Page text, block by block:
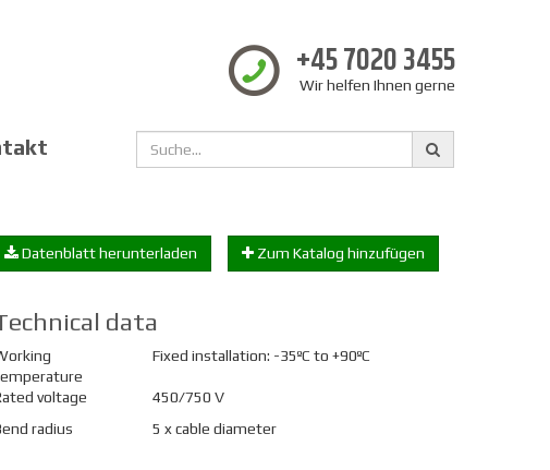
+45 7020 3455
Wir helfen Ihnen gerne
Zum Katalog hinzufügen
Datenblatt herunterladen
data
Fixed installation: -35ºC to +90ºC
voltage
450/750 V
radius
5 x cable diameter